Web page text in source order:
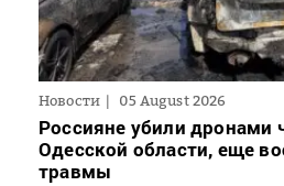
Новости 05 August 2026
Россияне убили дронами
Одесской области, еще
травмы